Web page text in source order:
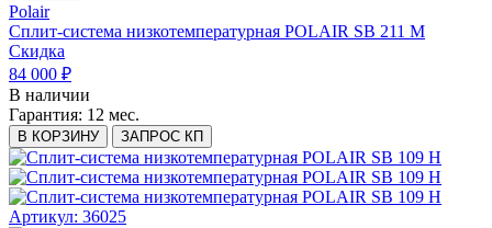
Polair
Сплит-система низкотемпературная POLAIR SB 211 M
Скидка
84 000 ₽
В наличии
Гарантия: 12 мес.
В КОРЗИНУ ЗАПРОС КП
Артикул: 36025